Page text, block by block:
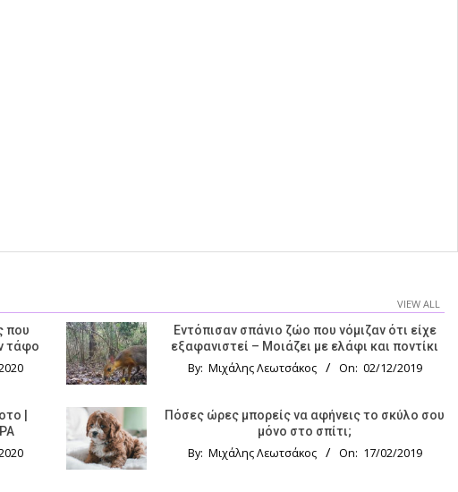
VIEW ALL
που
τάφο
|
Εντόπισαν σπάνιο ζώο που νόμιζαν ότι είχε
εξαφανιστεί – Μοιάζει με ελάφι και ποντίκι
By: Μιχάλης Λεωτσάκος On: 02/12/2019
Πόσες ώρες μπορείς να αφήνεις το σκύλο σου
μόνο στο σπίτι;
By: Μιχάλης Λεωτσάκος On: 17/02/2019